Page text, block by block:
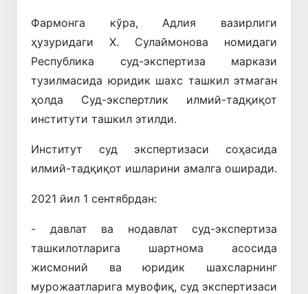
Фармонга кўра, Адлия вазирлиги
ҳузуридаги Х. Сулаймонова номидаги
Республика суд-экспертиза маркази
тузилмасида юридик шахс ташкил этмаган
ҳолда Суд-экспертлик илмий-тадқиқот
институти ташкил этилди.
Институт суд экспертизаси соҳасида
илмий-тадқиқот ишларини амалга оширади.
2021 йил 1 сентябрдан:
- давлат ва нодавлат суд-экспертиза
ташкилотларига шартнома асосида
жисмоний ва юридик шахсларнинг
мурожаатларига мувофиқ, суд экспертизаси